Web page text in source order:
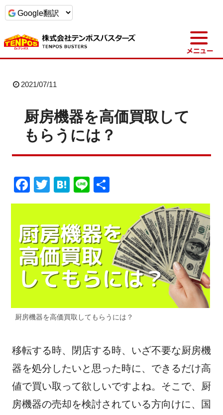
o
g
g
l
2021/07/11
厨房機器を高価買取して
もらうには？
F
a
e
b
o
o
T
wi
er
H
at
n
a
Li
n
有
厨房機器を高価買取してもらうには？
移転する時、閉店する時、いざ不要な厨房機
器を処分したいと思った時に、できるだけ高
値で買い取って欲しいですよね。そこで、厨
房機器の売却を検討されている方向けに、国